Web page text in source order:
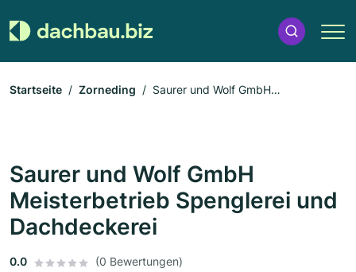
Startseite Zorneding
Saurer und Wolf GmbH
Saurer und Wolf GmbH
Meisterbetrieb Spenglerei und
Dachdeckerei
0.0 (0 Bewertungen)